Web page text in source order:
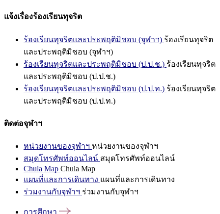
แจ้งเรื่องร้องเรียนทุจริต
ร้องเรียนทุจริตและประพฤติมิชอบ (จุฬาฯ) ร้องเรียนทุจริต
และประพฤติมิชอบ (จุฬาฯ)
ร้องเรียนทุจริตและประพฤติมิชอบ (ป.ป.ช.) ร้องเรียนทุจริต
และประพฤติมิชอบ (ป.ป.ช.)
ร้องเรียนทุจริตและประพฤติมิชอบ (ป.ป.ท.) ร้องเรียนทุจริต
และประพฤติมิชอบ (ป.ป.ท.)
ติดต่อจุฬาฯ
หน่วยงานของจุฬาฯ หน่วยงานของจุฬาฯ
สมุดโทรศัพท์ออนไลน์ สมุดโทรศัพท์ออนไลน์
Chula Map Chula Map
แผนที่และการเดินทาง แผนที่และการเดินทาง
ร่วมงานกับจุฬาฯ ร่วมงานกับจุฬาฯ
การศึกษา